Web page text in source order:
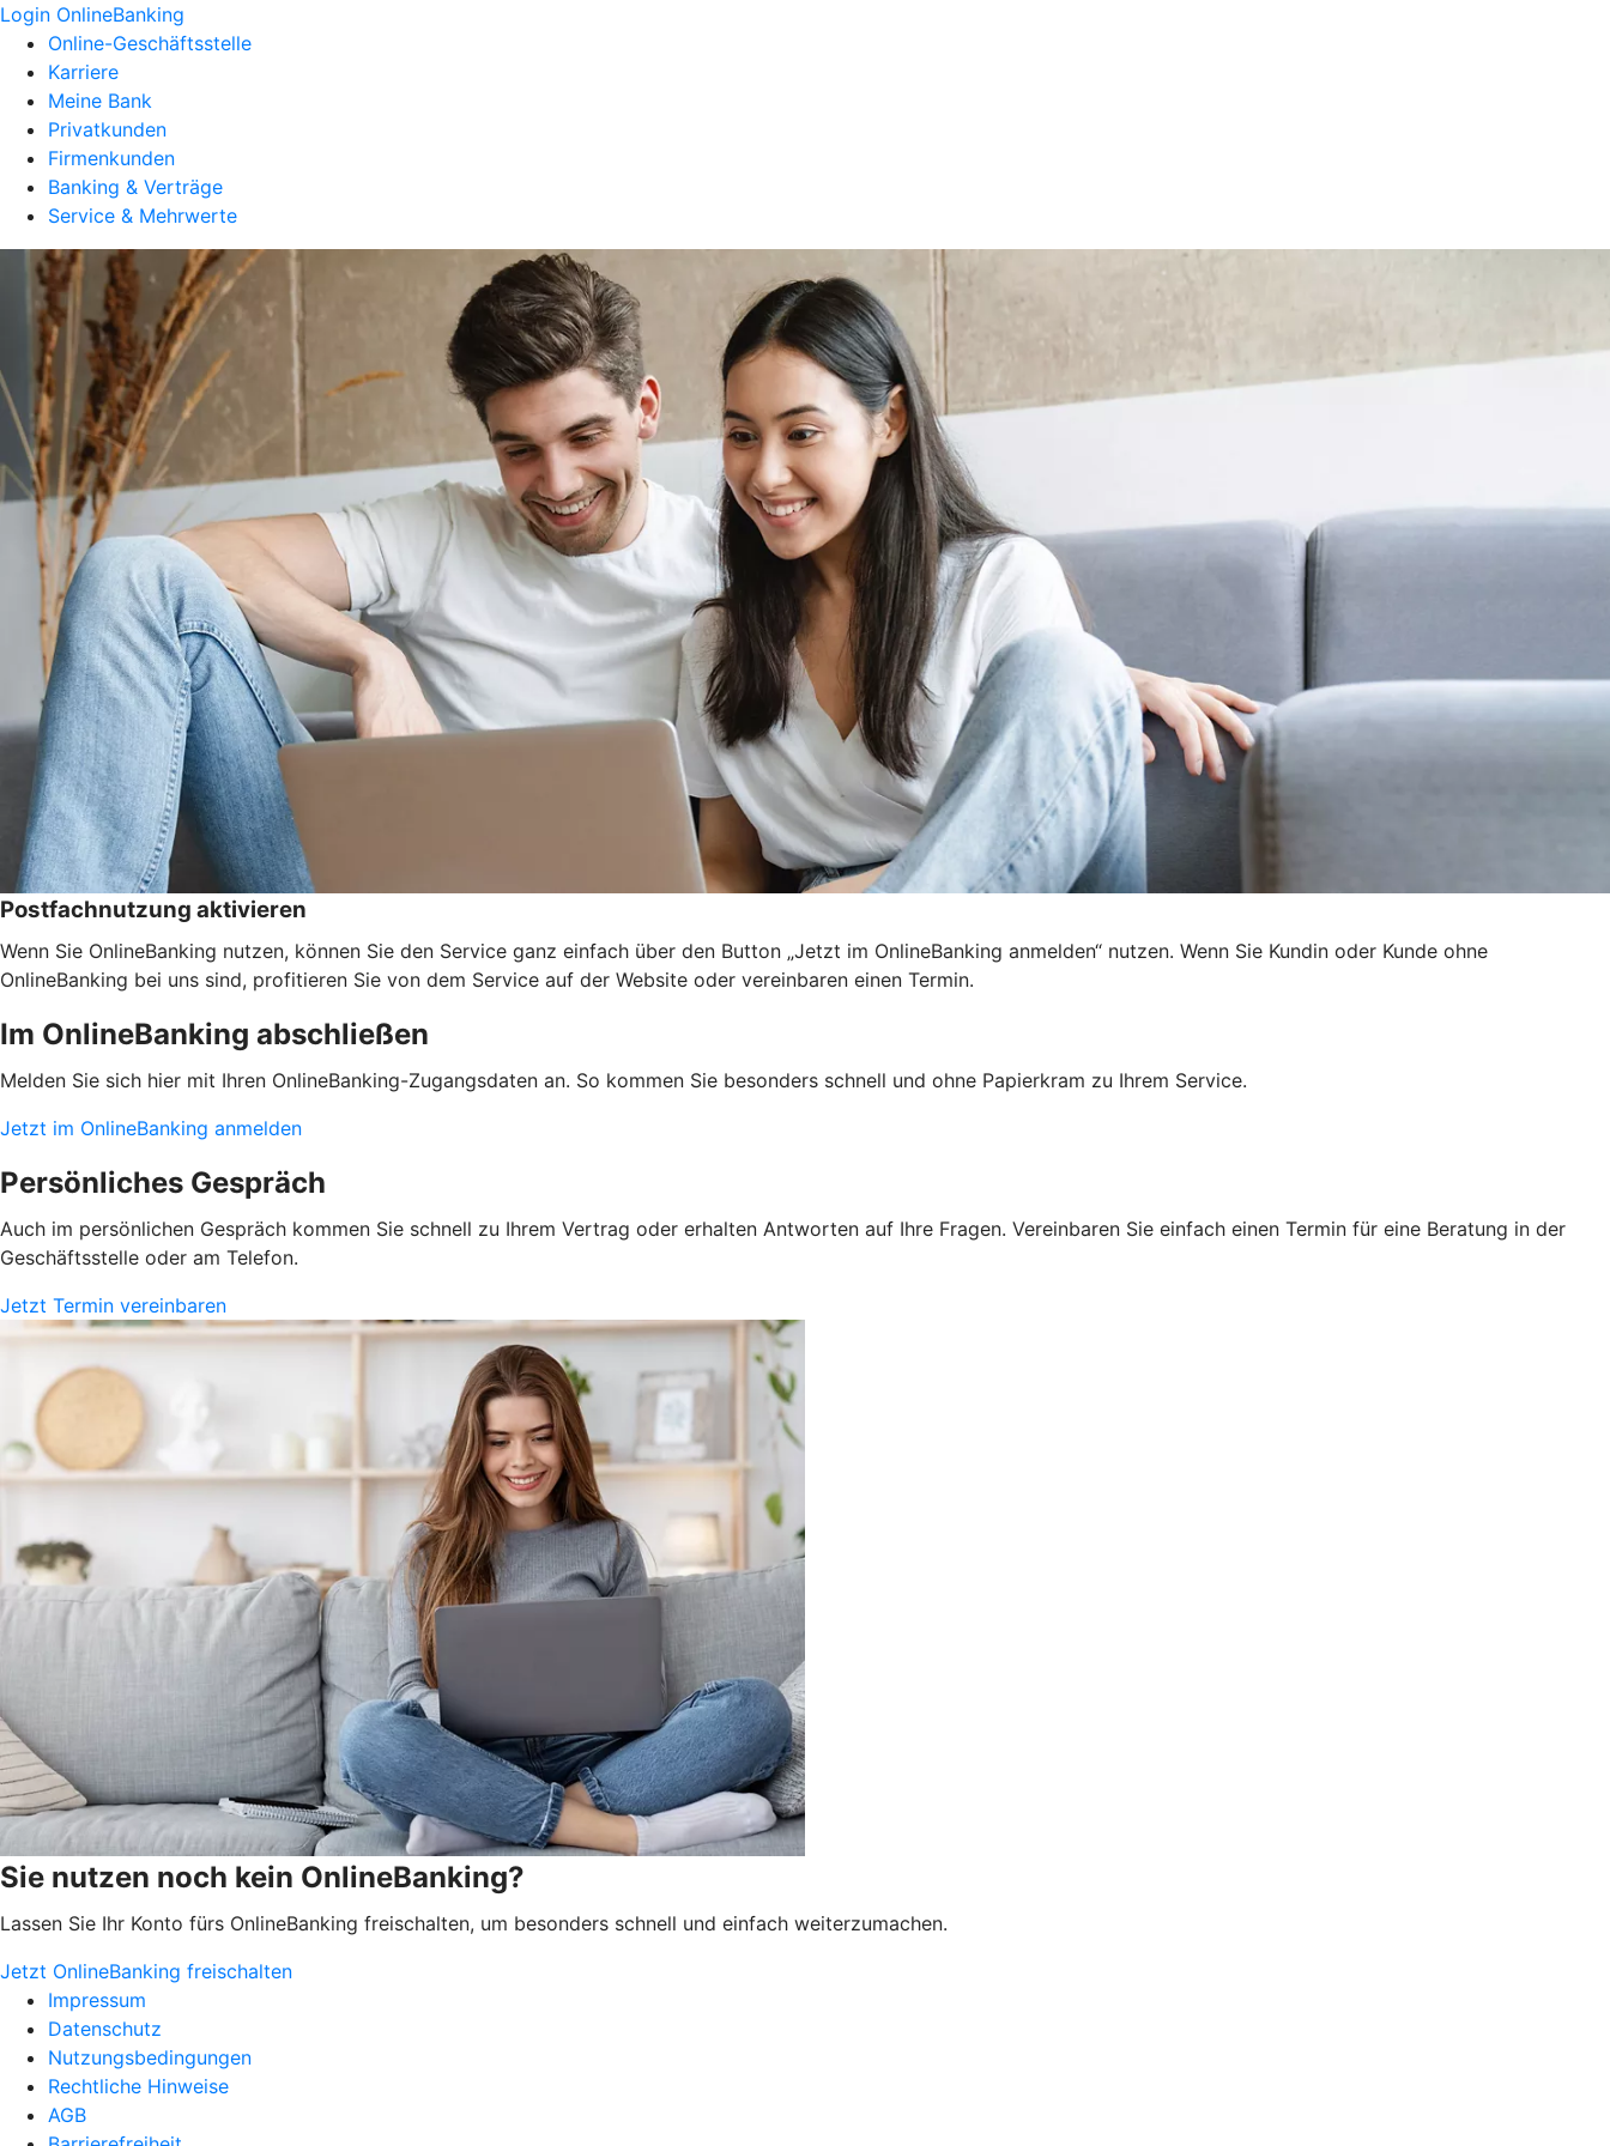
Login OnlineBanking
Online-Geschäftsstelle
Karriere
Meine Bank
Privatkunden
Firmenkunden
Banking & Verträge
Service & Mehrwerte
Postfachnutzung aktivieren
Wenn Sie OnlineBanking nutzen, können Sie den Service ganz einfach über den Button „Jetzt im OnlineBanking anmelden“ nutzen. Wenn Sie Kundin oder Kunde ohne
OnlineBanking bei uns sind, profitieren Sie von dem Service auf der Website oder vereinbaren einen Termin.
Im OnlineBanking abschließen
Melden Sie sich hier mit Ihren OnlineBanking-Zugangsdaten an. So kommen Sie besonders schnell und ohne Papierkram zu Ihrem Service.
Jetzt im OnlineBanking anmelden
Persönliches Gespräch
Auch im persönlichen Gespräch kommen Sie schnell zu Ihrem Vertrag oder erhalten Antworten auf Ihre Fragen. Vereinbaren Sie einfach einen Termin für eine Beratung in der
Geschäftsstelle oder am Telefon.
Jetzt Termin vereinbaren
Sie nutzen noch kein OnlineBanking?
Lassen Sie Ihr Konto fürs OnlineBanking freischalten, um besonders schnell und einfach weiterzumachen.
Jetzt OnlineBanking freischalten
Impressum
Datenschutz
Nutzungsbedingungen
Rechtliche Hinweise
AGB